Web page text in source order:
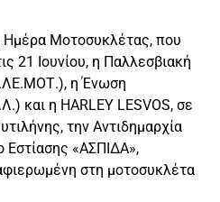
Μοτοσυκλέτας, που
21 Ιουνίου, η Παλλεσβιακή
η Ένωση
και η HARLEY LESVOS, σε
την Αντιδημαρχία
Εστίασης «ΑΣΠΙΔΑ»,
στη μοτοσυκλέτα